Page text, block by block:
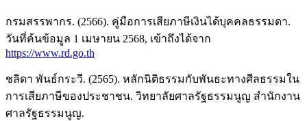
กรมสรรพากร. (2566). คู่มือการเสียภาษีเงินได้บุคคลธรรมดา.
วันที่ค้นข้อมูล 1 เมษายน 2568, เข้าถึงได้จาก
https://www.rd.go.th
ชลิดา พันธ์กระวี. (2565). หลักนิติธรรมกับพันธะทางศีลธรรมใน
การเสียภาษีของประชาชน. วิทยาลัยศาลรัฐธรรมนูญ สำนักงาน
ศาลรัฐธรรมนูญ.